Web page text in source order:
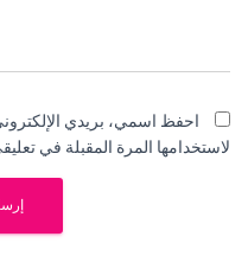
احفظ اسمي، بريدي
لاستخدامها المرة المقبلة في